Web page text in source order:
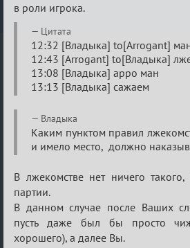
в роли игрока.
Цитата
12:32 [Владыка] to[Arrogant]
12:43 [Arrogant] to[Владыка]
13:08 [Владыка] арро ман
13:13 [Владыка] сажаем
Владыка
Каким пунктом правил
и имело место, должно
В лжекомстве нет ничего
партии.
В данном случае после Ваших
пусть даже был бы просто
хорошего), а далее Вы.